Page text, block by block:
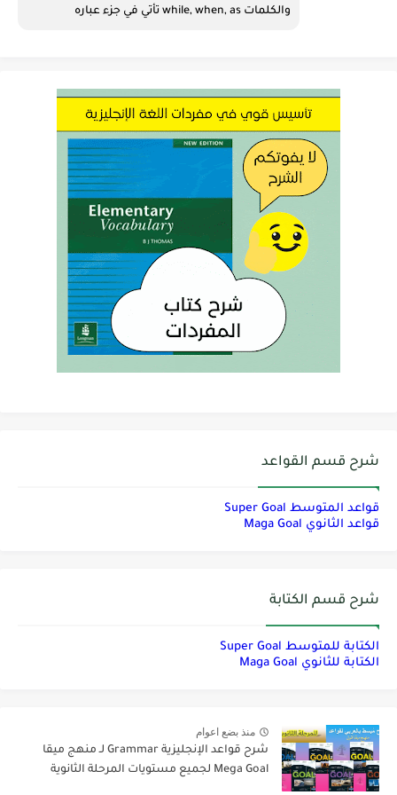
والكلمات while, when, as تأتي في جزء عباره
شرح قسم القواعد
قواعد المتوسط Super Goal
قواعد الثانوي Maga Goal
شرح قسم الكتابة
الكتابة للمتوسط Super Goal
الكتابة للثانوي Maga Goal
منذ بضع اعوام
شرح قواعد الإنجليزية Grammar لـ منهج ميقا
Mega Goal لجميع مستويات المرحلة الثانوية